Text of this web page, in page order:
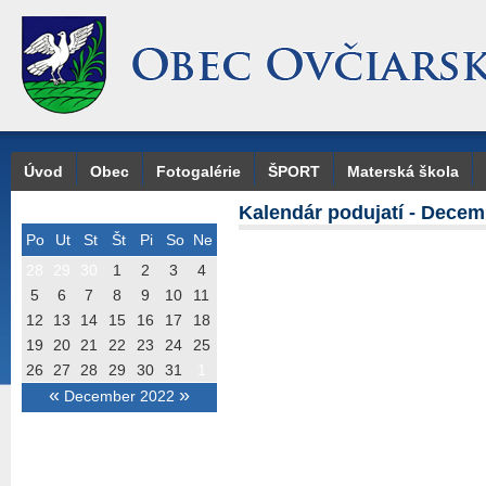
Úvod Obec Fotogalérie ŠPORT Materská škola
Po Ut St Št Pi So Ne
« December 2022 »
1 2 3
4
5
6 7 8 9 10
11
12
13 14 15 16 17
18
19
20 21 22 23 24
25
26
27 28 29 30 31
Kalendár podujatí -